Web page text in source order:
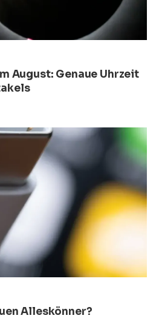
August: Genaue Uhrzeit
Alleskönner?